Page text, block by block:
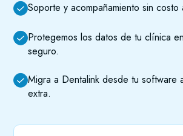
Soporte y acompañamiento sin costo
Protegemos los datos de tu clínica
seguro.
Migra a Dentalink desde tu software
extra.